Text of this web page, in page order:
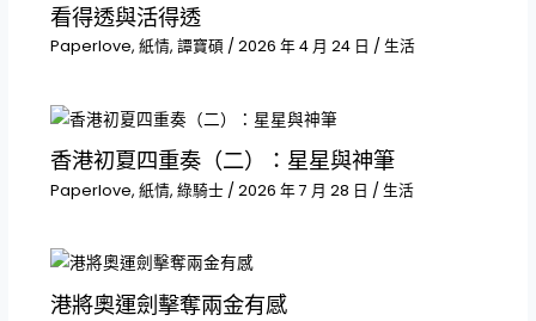
看得透與活得透
Paperlove, 紙情, 譚寶碩 / 2026 年 4 月 24 日 / 生活
香港初夏四重奏（二）：星星與神筆
Paperlove, 紙情, 綠騎士/ 2026 年 7 月 28 日 / 生活
港將奧運劍擊奪兩金有感